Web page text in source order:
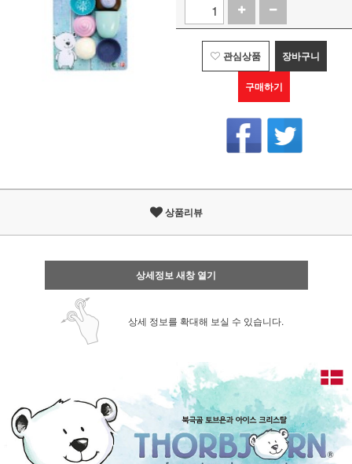
관심상품 장바구니
구매하기
상품리뷰
상세정보 새창 열기
상세 정보를 확대해 보실 수 있습니다.